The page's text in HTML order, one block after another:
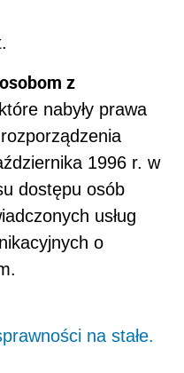
osobom z
nabyły prawa
1996 r. w
dostępu osób
usług
o
na stałe.